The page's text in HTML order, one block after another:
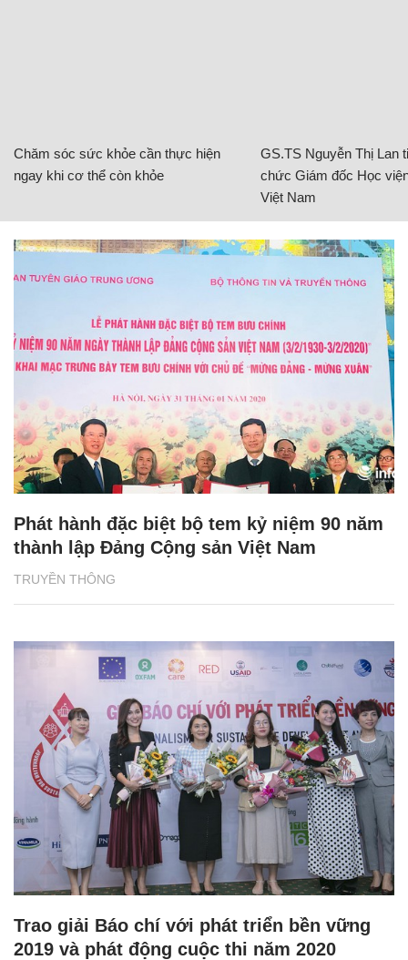
Chăm sóc sức khỏe cần thực hiện
ngay khi cơ thể còn khỏe
GS.TS Nguyễn Thị Lan
chức Giám đốc Học
Việt Nam
TRUYỀN THÔNG
Phát hành đặc biệt bộ tem kỷ niệm 90 năm
thành lập Đảng Cộng sản Việt Nam
Trao giải Báo chí với phát triển bền vững
2019 và phát động cuộc thi năm 2020